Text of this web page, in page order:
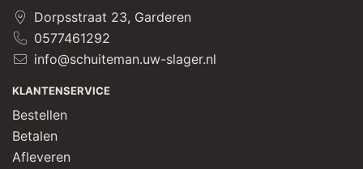
Dorpsstraat 23, Garderen
0577461292
info@schuiteman.uw-slager.nl
KLANTENSERVICE
Bestellen
Betalen
Afleveren